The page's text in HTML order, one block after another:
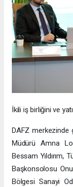
İkili iş birliğini ve
DAFZ merkezinde
Müdürü Amna
Bessam Yıldırım,
Başkonsolosu
Bölgesi Sanayi